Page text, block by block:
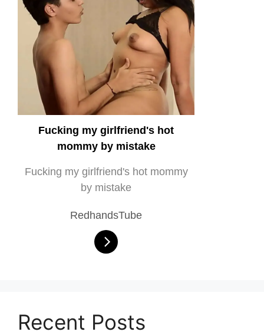
Fucking my girlfriend's hot
mommy by mistake
Fucking my girlfriend's hot mommy
by mistake
RedhandsTube
Recent Posts